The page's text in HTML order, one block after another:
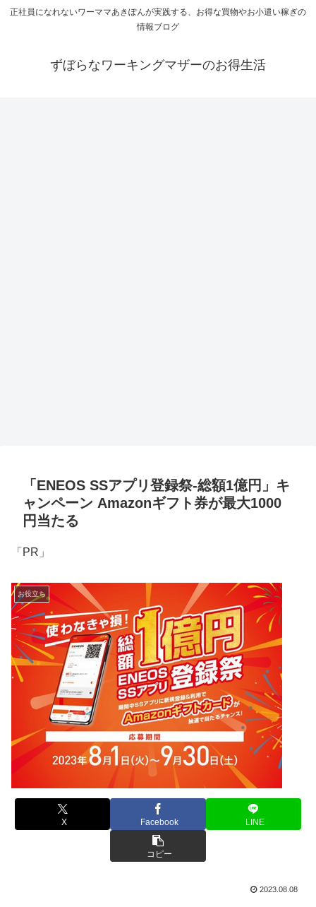
正社員になれないワーママあきぽんが実践する、お得な買物やお小遣い稼ぎの
情報ブログ
ずぼらなワーキングマザーのお得生活
「ENEOS SSアプリ登録祭-総額1億円」キ
ャンペーン Amazonギフト券が最大1000
円当たる
「PR」
お役立ち
X Facebook LINE
コピー
2023.08.08